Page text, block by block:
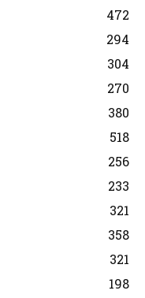
472
294
304
270
380
518
256
233
321
358
321
198